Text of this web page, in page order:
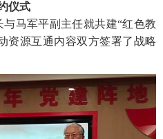
仪式
马军平副主任就共建“红色教
资源互通内容双方签署了战略